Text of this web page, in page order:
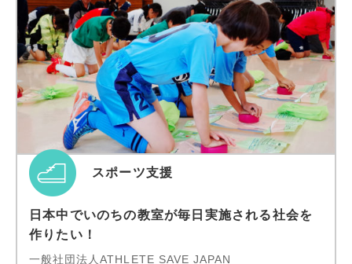
スポーツ支援
日本中でいのちの教室が毎日実施される社会を
作りたい！
一般社団法人ATHLETE SAVE JAPAN